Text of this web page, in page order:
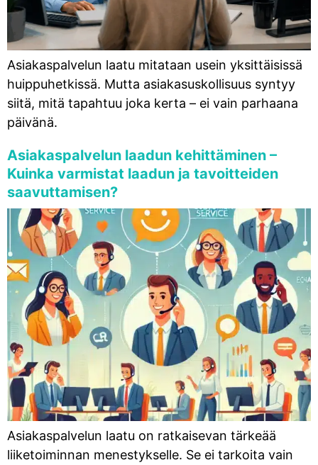
Asiakaspalvelun laatu mitataan usein yksittäisissä
huippuhetkissä. Mutta asiakasuskollisuus syntyy
siitä, mitä tapahtuu joka kerta – ei vain parhaana
päivänä.
Asiakaspalvelun laadun kehittäminen –
Kuinka varmistat laadun ja tavoitteiden
saavuttamisen?
Asiakaspalvelun laatu on ratkaisevan tärkeää
liiketoiminnan menestykselle. Se ei tarkoita vain